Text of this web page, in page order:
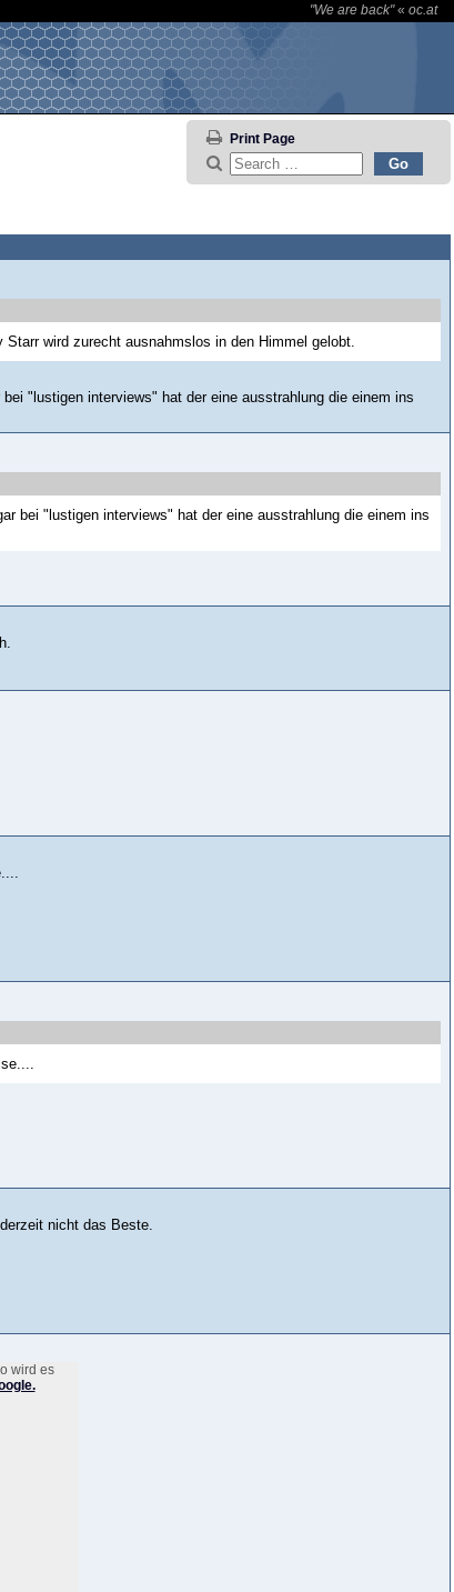
"We are back"« oc.at
Print Page
wird zurecht ausnahmslos in den Himmel gelobt.
"lustigen interviews" hat der eine ausstrahlung die einem ins
bei "lustigen interviews" hat der eine ausstrahlung die einem ins
nicht das Beste.
wird es